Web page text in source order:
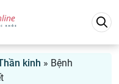
kinh » Bệnh